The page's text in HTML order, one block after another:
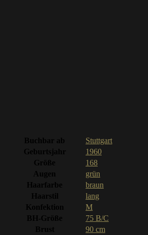
Buchbar ab
Stuttgart
Geburtsjahr
1960
Größe
168
Augen
grün
Haarfarbe
braun
Haarstil
lang
Konfektion
M
BH-Größe
75 B/C
Brust
90 cm